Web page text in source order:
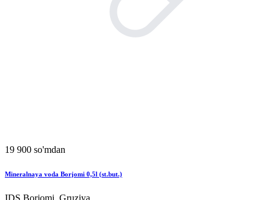
19 900 so'mdan
Mineralnaya voda Borjomi 0,5l (st.but.)
IDS Borjomi, Gruziya